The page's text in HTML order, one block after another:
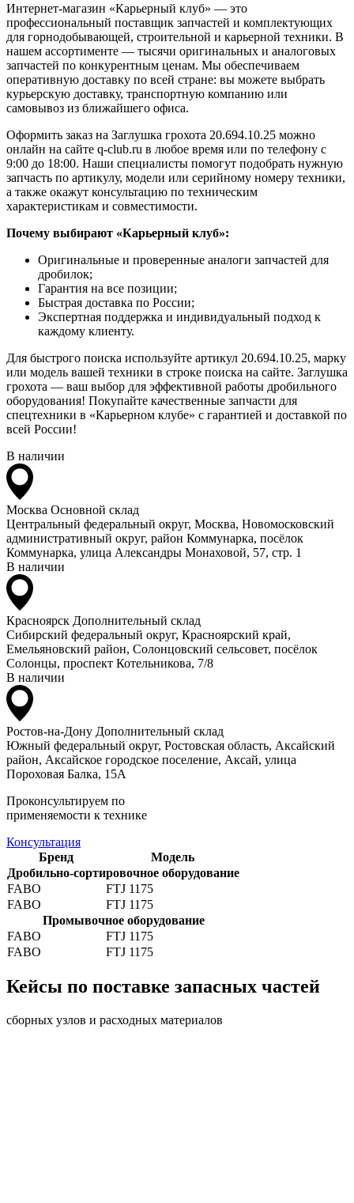
Интернет-магазин «Карьерный клуб» — это
профессиональный поставщик запчастей и комплектующих
для горнодобывающей, строительной и карьерной техники. В
нашем ассортименте — тысячи оригинальных и аналоговых
запчастей по конкурентным ценам. Мы обеспечиваем
оперативную доставку по всей стране: вы можете выбрать
курьерскую доставку, транспортную компанию или
самовывоз из ближайшего офиса.
Оформить заказ на Заглушка грохота 20.694.10.25 можно
онлайн на сайте q-club.ru в любое время или по телефону с
9:00 до 18:00. Наши специалисты помогут подобрать нужную
запчасть по артикулу, модели или серийному номеру техники,
а также окажут консультацию по техническим
характеристикам и совместимости.
Почему выбирают «Карьерный клуб»:
Оригинальные и проверенные аналоги запчастей для
дробилок;
Гарантия на все позиции;
Быстрая доставка по России;
Экспертная поддержка и индивидуальный подход к
каждому клиенту.
Для быстрого поиска используйте артикул 20.694.10.25, марку
или модель вашей техники в строке поиска на сайте. Заглушка
грохота — ваш выбор для эффективной работы дробильного
оборудования! Покупайте качественные запчасти для
спецтехники в «Карьерном клубе» с гарантией и доставкой по
всей России!
В наличии
Москва Основной склад
Центральный федеральный округ, Москва, Новомосковский
административный округ, район Коммунарка, посёлок
Коммунарка, улица Александры Монаховой, 57, стр. 1
В наличии
Красноярск Дополнительный склад
Сибирский федеральный округ, Красноярский край,
Емельяновский район, Солонцовский сельсовет, посёлок
Солонцы, проспект Котельникова, 7/8
В наличии
Ростов-на-Дону Дополнительный склад
Южный федеральный округ, Ростовская область, Аксайский
район, Аксайское городское поселение, Аксай, улица
Пороховая Балка, 15А
Проконсультируем по
применяемости к технике
Консультация
Бренд
Модель
Дробильно-сортировочное оборудование
FABO
FTJ 1175
FABO
FTJ 1175
Промывочное оборудование
FABO
FTJ 1175
FABO
FTJ 1175
Кейсы по поставке запасных частей
сборных узлов и расходных материалов